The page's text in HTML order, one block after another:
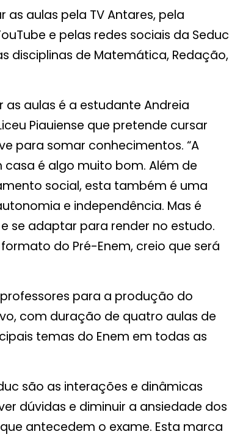
aulas pela TV Antares, pela
e pelas redes sociais da Seduc
disciplinas de Matemática, Redação,
aulas é a estudante Andreia
Piauiense que pretende cursar
para somar conhecimentos. “A
casa é algo muito bom. Além de
social, esta também é uma
e independência. Mas é
se adaptar para render no estudo.
do Pré-Enem, creio que será
para a produção do
com duração de quatro aulas de
temas do Enem em todas as
são as interações e dinâmicas
dúvidas e diminuir a ansiedade dos
antecedem o exame. Esta marca